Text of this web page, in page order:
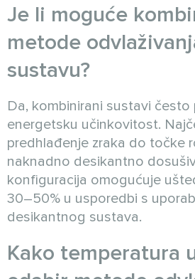
Je li moguće
metode
sustavu?
Da, kombinirani sustavi često
energetsku učinkovitost.
predhlađenje zraka do točke
naknadno desikantno
konfiguracija omogućuje
30–50% u usporedbi s
desikantnog sustava.
Kako temperatura